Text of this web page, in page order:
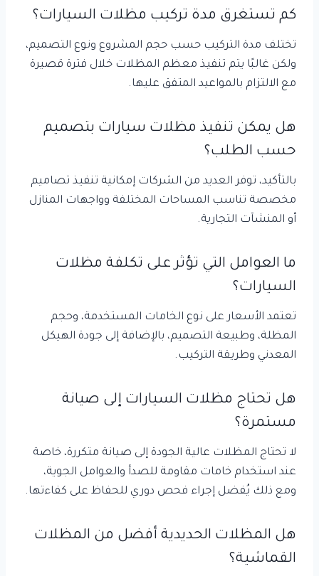
كم تستغرق مدة تركيب مظلات السيارات؟
تختلف مدة التركيب حسب حجم المشروع ونوع التصميم،
ولكن غالبًا يتم تنفيذ معظم المظلات خلال فترة قصيرة
مع الالتزام بالمواعيد المتفق عليها.
هل يمكن تنفيذ مظلات سيارات بتصميم
حسب الطلب؟
بالتأكيد، توفر العديد من الشركات إمكانية تنفيذ تصاميم
مخصصة تناسب المساحات المختلفة وواجهات المنازل
أو المنشآت التجارية.
ما العوامل التي تؤثر على تكلفة مظلات
السيارات؟
تعتمد الأسعار على نوع الخامات المستخدمة، وحجم
المظلة، وطبيعة التصميم، بالإضافة إلى جودة الهيكل
المعدني وطريقة التركيب.
هل تحتاج مظلات السيارات إلى صيانة
مستمرة؟
لا تحتاج المظلات عالية الجودة إلى صيانة متكررة، خاصة
عند استخدام خامات مقاومة للصدأ والعوامل الجوية،
ومع ذلك يُفضل إجراء فحص دوري للحفاظ على كفاءتها.
هل المظلات الحديدية أفضل من المظلات
القماشية؟